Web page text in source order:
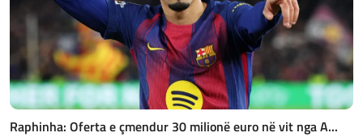
Raphinha: Oferta e çmendur 30 milionë euro në vit nga A...